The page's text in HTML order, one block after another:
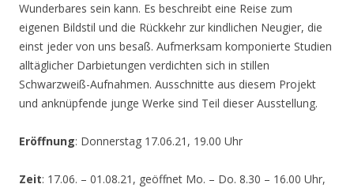
Wunderbares sein kann. Es beschreibt eine Reise zum
eigenen Bildstil und die Rückkehr zur kindlichen Neugier, die
einst jeder von uns besaß. Aufmerksam komponierte Studien
alltäglicher Darbietungen verdichten sich in stillen
Schwarzweiß-Aufnahmen. Ausschnitte aus diesem Projekt
und anknüpfende junge Werke sind Teil dieser Ausstellung.
Eröffnung: Donnerstag 17.06.21, 19.00 Uhr
Zeit: 17.06. – 01.08.21, geöffnet Mo. – Do. 8.30 – 16.00 Uhr,